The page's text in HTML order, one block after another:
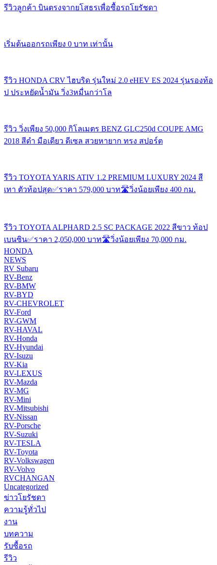
รีวิวลูกค้า บินตรงจากยโสธรเพื่อซื้อรถโยรัชดา
เริ่มต้นออกรถเพียง 0 บาท เท่านั้น
รีวิว HONDA CRV ไฮบริด รุ่นใหม่ 2.0 eHEV ES 2024 รุ่นรองท้อ
ป ประหยัดน้ำมัน วิ่ง3หมื่นกว่าโล
รีวิว วิ่งเพียง 50,000 กิโลเมตร BENZ GLC250d COUPE AMG
2018 สีดำ มือเดียว ดีเซล สวยหายาก ทรง สปอร์ต
รีวิว TOYOTA YARIS ATIV 1.2 PREMIUM LUXURY 2024 สี
เทา ตัวท้อปสุด✅ราคา 579,000 บาท🛣️วิ่งน้อยเพียง 400 กม.
รีวิว TOYOTA ALPHARD 2.5 SC PACKAGE 2022 สีขาว ท้อป
เบนซิน✅ราคา 2,050,000 บาท🛣️วิ่งน้อยเพียง 70,000 กม.
HONDA
NEWS
RV Subaru
RV-Benz
RV-BMW
RV-BYD
RV-CHEVROLET
RV-Ford
RV-GWM
RV-HAVAL
RV-Honda
RV-Hyundai
RV-Isuzu
RV-Kia
RV-LEXUS
RV-Mazda
RV-MG
RV-Mini
RV-Mitsubishi
RV-Nissan
RV-Porsche
RV-Suzuki
RV-TESLA
RV-Toyota
RV-Volkswagen
RV-Volvo
RVCHANGAN
Uncategorized
ข่าวโยรัชดา
ความรู้ทั่วไป
งาน
บทความ
รับซื้อรถ
รีวิว